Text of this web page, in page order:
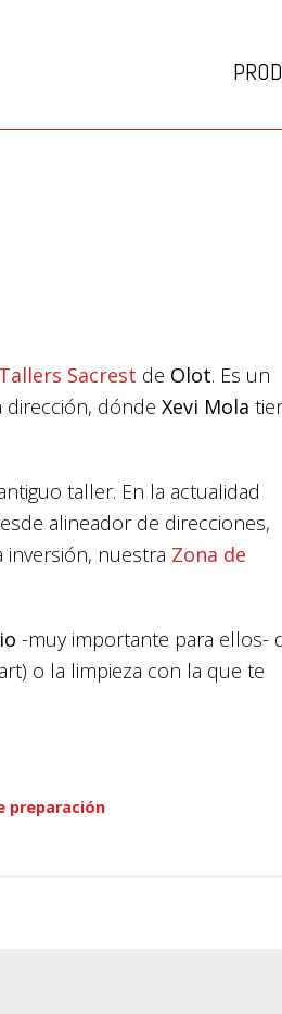
Tallers Sacrest de Olot. Es un
dónde Xevi Mola
taller. En la actualidad
alineador de direcciones,
inversión, nuestra Zona de
-muy importante para ellos-
o la limpieza con la que te
preparación